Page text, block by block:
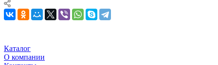
Каталог
О компании